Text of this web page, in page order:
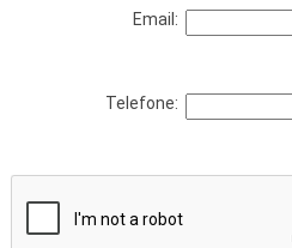
Email:
Telefone: